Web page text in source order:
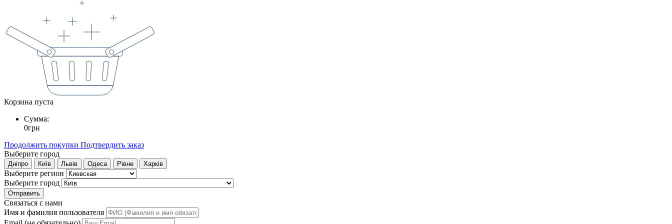
Корзина пуста
Сумма:
0грн
Продолжить покупки Подтвердить заказ
Выберите город
Дніпро Київ Львів Одеса Рівне Харків
Выберите регион
Выберите город
Отправить
Связаться с нами
Имя и фамилия пользователя